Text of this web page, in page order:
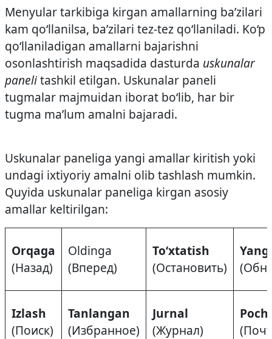
Menyular tarkibiga kirgan amallarning ba’zilari
kam qo‘llanilsa, ba’zilari tez-­tez qo‘llaniladi. Ko‘p
qo‘llaniladigan amallarni bajarishni
osonlashtirish maqsadida dasturda uskunalar
panelitashkil etilgan. Uskunalar paneli
tugmalar majmuidan iborat bo‘lib, har bir
tugma ma’lum amalni bajaradi.
Uskunalar paneliga yangi amallar kiritish yoki
undagi ixtiyoriy amalni olib tashlash mumkin.
Quyida uskunalar paneliga kirgan asosiy
amallar keltirilgan:
Orqaga
(Назад)
Oldinga
(Вперед)
To‘xtatish
(Остановить)
Izlash
(Поиск)
Tanlangan
(Избранное)
Jurnal
(Журнал)